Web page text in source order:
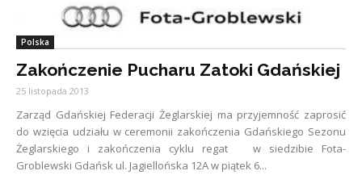
Polska
Zakończenie Pucharu Zatoki Gdańskiej
25 listopada 2013
Zarząd Gdańskiej Federacji Żeglarskiej ma przyjemność zaprosić
do wzięcia udziału w ceremonii zakończenia Gdańskiego Sezonu
Żeglarskiego i zakończenia cyklu regat w siedzibie Fota-
Groblewski Gdańsk ul. Jagiellońska 12A w piątek 6...